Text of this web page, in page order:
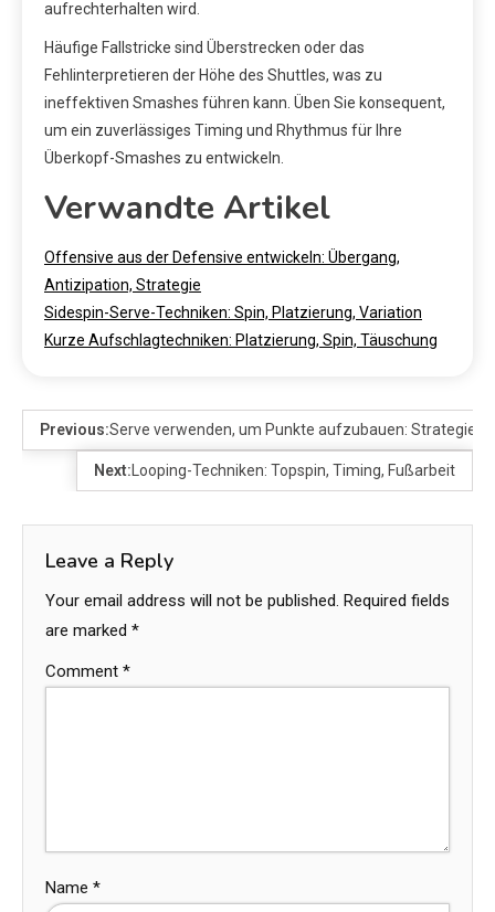
aufrechterhalten wird.
Häufige Fallstricke sind Überstrecken oder das
Fehlinterpretieren der Höhe des Shuttles, was zu
ineffektiven Smashes führen kann. Üben Sie konsequent,
um ein zuverlässiges Timing und Rhythmus für Ihre
Überkopf-Smashes zu entwickeln.
Verwandte Artikel
Offensive aus der Defensive entwickeln: Übergang,
Antizipation, Strategie
Sidespin-Serve-Techniken: Spin, Platzierung, Variation
Kurze Aufschlagtechniken: Platzierung, Spin, Täuschung
Previous:Serve verwenden, um Punkte aufzubauen: Strategie,
Next:Looping-Techniken: Topspin, Timing, Fußarbeit
Leave a Reply
Your email address will not be published. Required fields
are marked *
Comment *
Name *